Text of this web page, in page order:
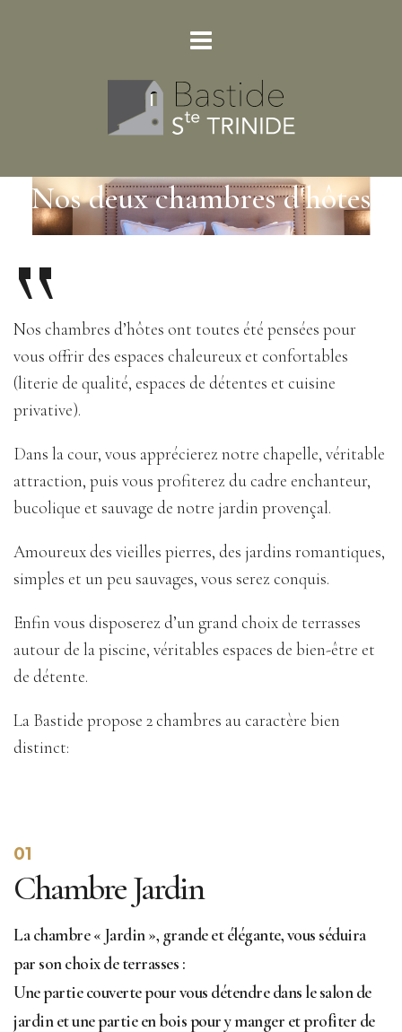
Nos deux chambres d'hôtes
“
Nos chambres d’hôtes ont toutes été pensées pour
vous offrir des espaces chaleureux et confortables
(literie de qualité, espaces de détentes et cuisine
privative).
Dans la cour, vous apprécierez notre chapelle, véritable
attraction, puis vous profiterez du cadre enchanteur,
bucolique et sauvage de notre jardin provençal.
Amoureux des vieilles pierres, des jardins romantiques,
simples et un peu sauvages, vous serez conquis.
Enfin vous disposerez d’un grand choix de terrasses
autour de la piscine, véritables espaces de bien-être et
de détente.
La Bastide propose 2 chambres au caractère bien
distinct:
01
Chambre Jardin
La chambre « Jardin », grande et élégante, vous séduira
par son choix de terrasses :
Une partie couverte pour vous détendre dans le salon de
jardin et une partie en bois pour y manger et profiter de